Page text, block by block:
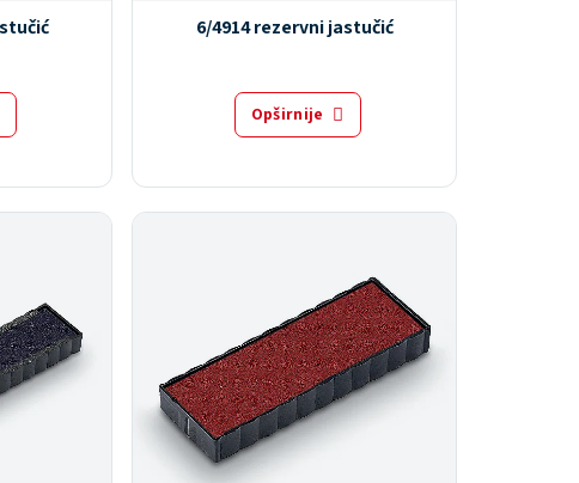
6/4914 rezervni jastučić
Opširnije